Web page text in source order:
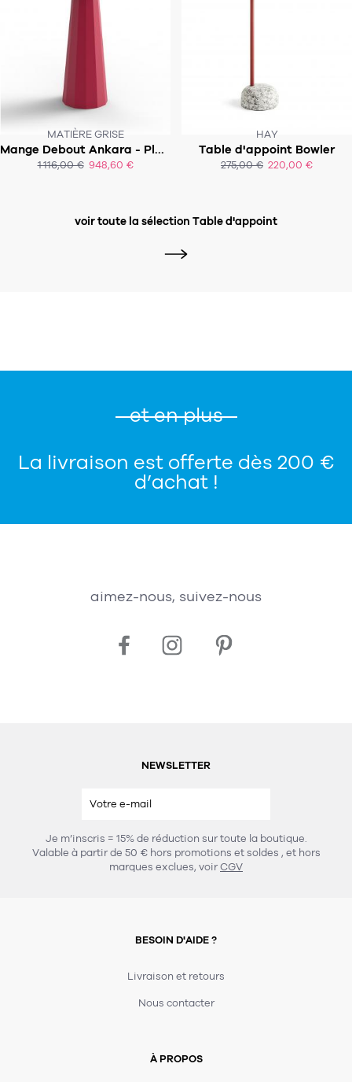
MATIÈRE GRISE
Mange Debout Ankara - Plateau rond
1 116,00 € 948,60 €
SOUS 6-7 SEMAINES
ACHAT EXPRESS
HAY
Table d'appoint Bowler
275,00 € 220,00 €
SOUS 2 À 3 SEMAINES
ACHAT EXPRESS
voir toute la sélection Table d'appoint
et en plus
La livraison est offerte dès 200 €
d’achat !
aimez-nous, suivez-nous
NEWSLETTER
Je m’inscris = 15% de réduction sur toute la boutique.
Valable à partir de 50 € hors promotions et soldes , et hors
marques exclues, voirCGV
BESOIN D'AIDE ?
Livraison et retours
Nous contacter
À PROPOS